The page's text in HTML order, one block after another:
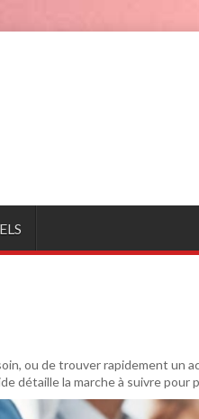
ou de trouver rapidement un
détaille la marche à suivre pour